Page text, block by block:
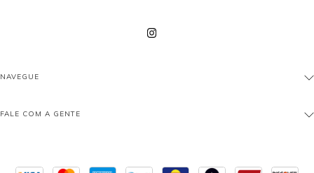
NAVEGUE
FALE COM A GENTE